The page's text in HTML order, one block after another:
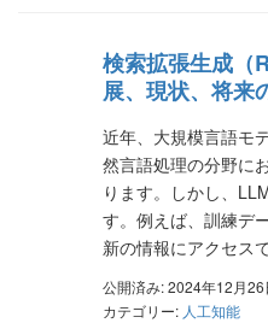
検索拡張生成（
展、現状、将来
近年、大規模言語モ
然言語処理の分野に
ります。しかし、
す。例えば、訓練デ
新の情報にアクセス
公開済み: 2024年12月26
カテゴリー: 人工知能